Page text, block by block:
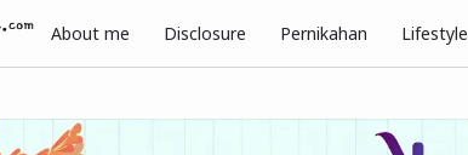
About me Disclosure Pernikahan Lifestyle